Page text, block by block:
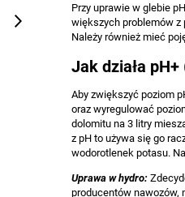
Przy uprawie w glebie
większych problemów z
Należy również mieć
Jak działa
Aby zwiększyć poziom
oraz wyregulować
dolomitu na 3 litry
z pH to używa się go
wodorotlenek potasu.
Uprawa w hydro:
producentów nawozów,